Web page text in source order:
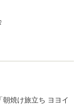
焼け旅立ち ヨヨイ